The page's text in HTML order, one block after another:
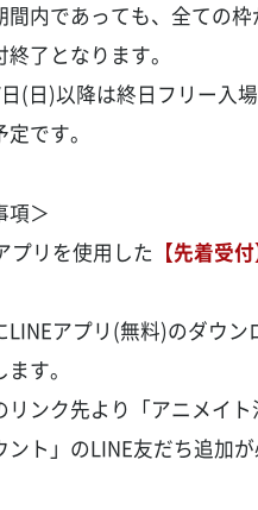
内であっても、全ての枠
了となります。
(日)以降は終日フリー入
です。
項＞
プリを使用した 【先着受付
LINEアプリ(無料)のダウン
す。
リンク先より「アニメイ
ント」のLINE友だち追加